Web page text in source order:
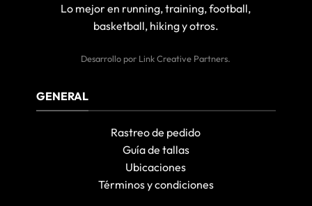
Lo mejor en running, training, football,
basketball, hiking y otros.
Desarrollo por Link Creative Partners.
GENERAL
Rastreo de pedido
Guía de tallas
Ubicaciones
Términos y condiciones